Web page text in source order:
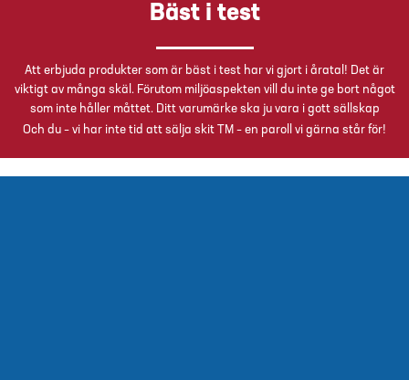
Bäst i test
Att erbjuda produkter som är bäst i test har vi gjort i åratal! Det är
viktigt av många skäl. Förutom miljöaspekten vill du inte ge bort något
som inte håller måttet. Ditt varumärke ska ju vara i gott sällskap
Och du – vi har inte tid att sälja skit TM – en paroll vi gärna står för!